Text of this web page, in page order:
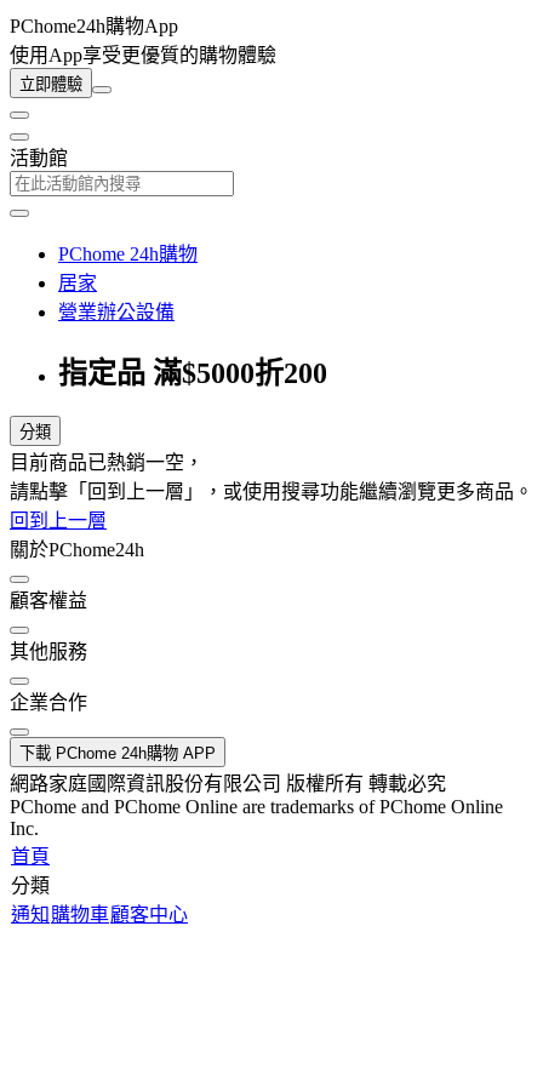
PChome24h購物App
使用App享受更優質的購物體驗
立即體驗
活動館
PChome 24h購物
居家
營業辦公設備
指定品 滿$5000折200
分類
目前商品已熱銷一空，
請點擊「回到上一層」，或使用搜尋功能繼續瀏覽更多商品。
回到上一層
關於PChome24h
顧客權益
其他服務
企業合作
下載 PChome 24h購物 APP
網路家庭國際資訊股份有限公司 版權所有 轉載必究
PChome and PChome Online are trademarks of PChome Online
Inc.
首頁
分類
通知 購物車顧客中心